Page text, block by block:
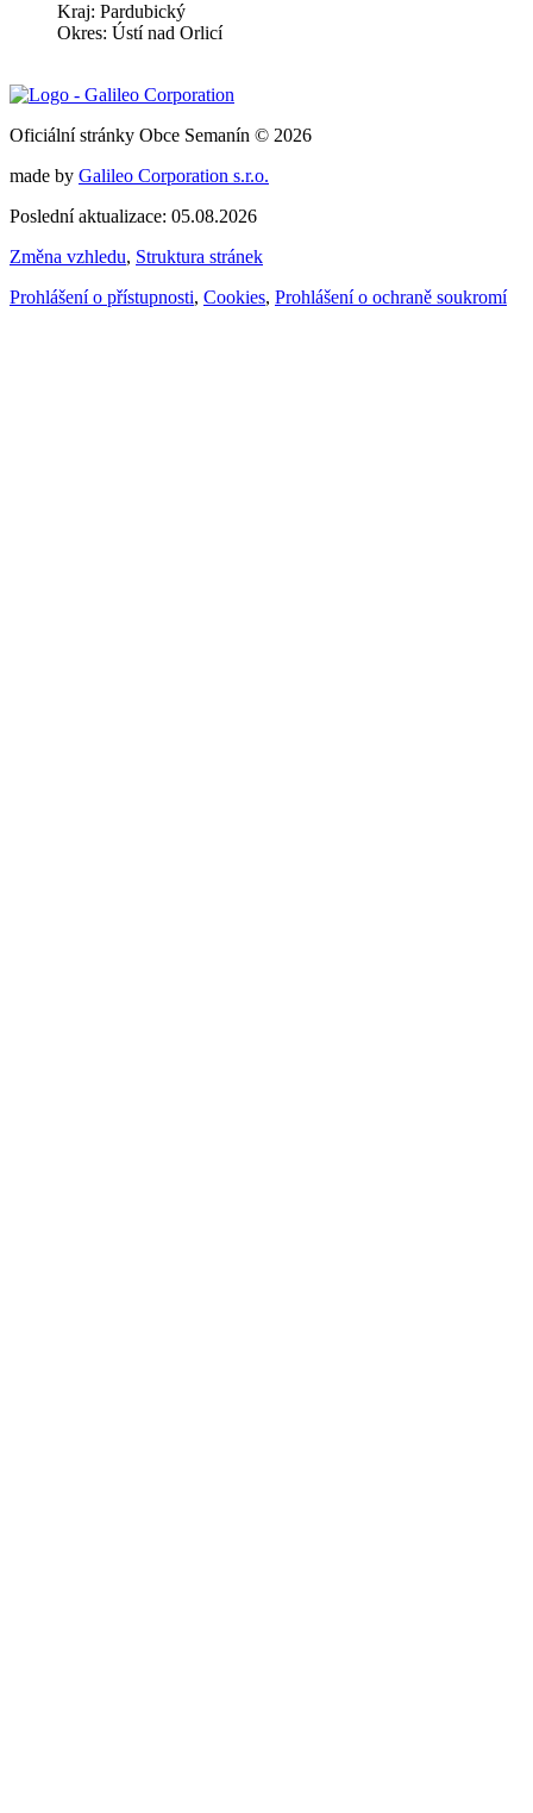
Kraj: Pardubický
Okres: Ústí nad Orlicí
Oficiální stránky Obce Semanín © 2026
made by Galileo Corporation s.r.o.
Poslední aktualizace: 05.08.2026
Změna vzhledu, Struktura stránek
Prohlášení o přístupnosti, Cookies, Prohlášení o ochraně soukromí